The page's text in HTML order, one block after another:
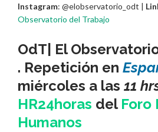
Instagram: @elobservatorio_odt |
Observatorio del Trabajo
OdT| El
. Repetición en
miércoles a las 11
HR24horas del Foro
Humanos